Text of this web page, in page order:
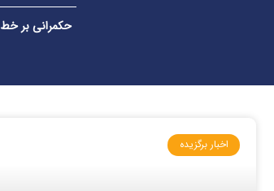
حکمرانی بر خط
اخبار برگزیده